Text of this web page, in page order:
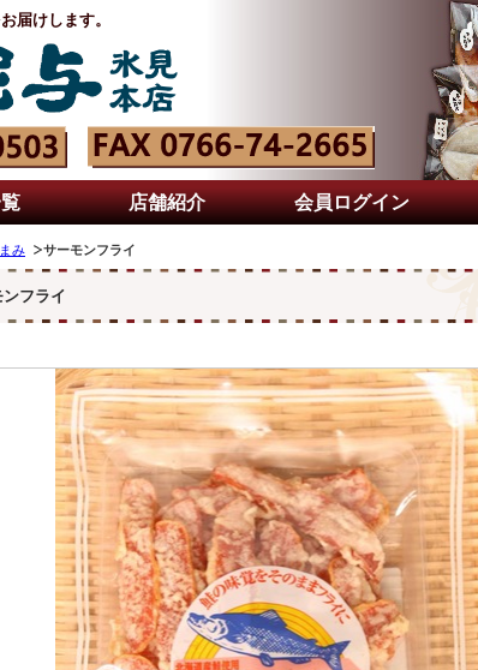
届けします。
店舗紹介 会員ログイン
み サーモンフライ
フライ